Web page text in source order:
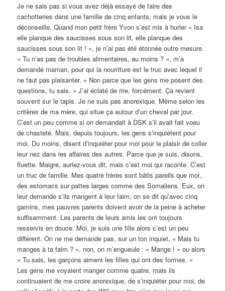
Je ne sais pas si vous avez déjà essayé de faire des
cachotteries dans une famille de cinq enfants, mais je vous le
déconseille. Quand mon petit frère Yvon s’est mis à hurler « Isa
elle planque des saucisses sous son lit, elle planque des
saucisses sous son lit ! », je n’ai pas été étonnée outre mesure.
« Tu n’as pas de troubles alimentaires, au moins ? », m’a
demandé maman, pour qui la nourriture est le truc avec lequel il
ne faut pas plaisanter. « Non parce que les gens me posent des
questions, tu sais. » J’ai éclaté de rire, forcément. Ça revient
souvent sur le tapis. Je ne suis pas anorexique. Même selon les
critères de ma mère, qui situe ça autour d’un cheval par jour.
C’est un peu comme si on demandait à DSK s’il avait fait voeu
de chasteté. Mais, depuis toujours, les gens s’inquiètent pour
moi. Du moins, disent d’inquiéter pour moi pour le plaisir de coller
leur nez dans les affaires des autres. Parce que je suis, disons,
fluette. Maigre, auriez-vous dit, mais c’est moi qui raconte. C’est
un truc de famille. Mes quatre frères sont bâtis pareils que moi,
des estomacs sur pattes larges comme des Somaliens. Eux, on
leur demande s’ils mangent à leur faim, on se dit qu’avec cinq
gamins, mes pauvres parents doivent avoir de la peine à acheter
suffisamment. Les parents de leurs amis les ont toujours
resservis en douce. Moi, je suis une fille alors c’est un peu
différent. On ne me demande pas, sur un ton inquiet, « Mais tu
manges à ta faim ? », non, on m’engueule : « Mange ! » ou alors
« Tu sais, les garçons aiment les filles qui ont des formes. »
Les gens me voyaient manger comme quatre, mais ils
continuaient de me croire anorexique, de s’inquiéter pour moi, de